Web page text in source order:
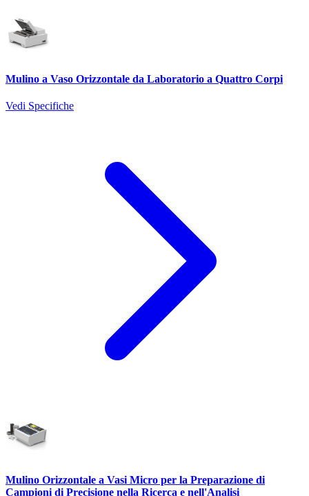
Mulino a Vaso Orizzontale da Laboratorio a Quattro Corpi
Vedi Specifiche
Mulino Orizzontale a Vasi Micro per la Preparazione di
Campioni di Precisione nella Ricerca e nell'Analisi